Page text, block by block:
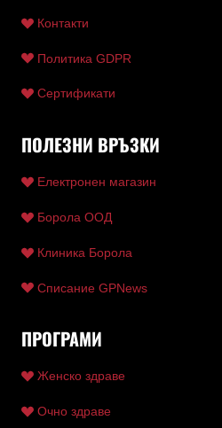
Контакти
Политика GDPR
Сертификати
ПОЛЕЗНИ ВРЪЗКИ
Електронен магазин
Борола ООД
Клиника Борола
Списание GPNews
ПРОГРАМИ
Женско здраве
Очно здраве